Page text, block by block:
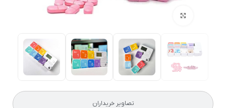
تصاویر خریداران
بزرگنمایی تصویر